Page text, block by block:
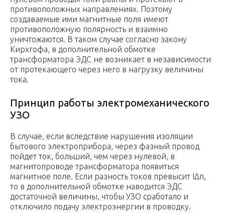
противоположных направлениях. Поэтому
создаваемые ими магнитные поля имеют
противоположную полярность и взаимно
уничтожаются. В таком случае согласно закону
Кирхгофа, в дополнительной обмотке
трансформатора ЭДС не возникает в независимости
от протекающего через него в нагрузку величины
тока.
Принцип работы электромеханического
УЗО
В случае, если вследствие нарушения изоляции
бытового электроприбора, через фазный провод
пойдет ток, больший, чем через нулевой, в
магнитопроводе трансформатора появиться
магнитное поле. Если разность токов превысит IΔn,
то в дополнительной обмотке наводится ЭДС
достаточной величины, чтобы УЗО сработало и
отключило подачу электроэнергии в проводку.